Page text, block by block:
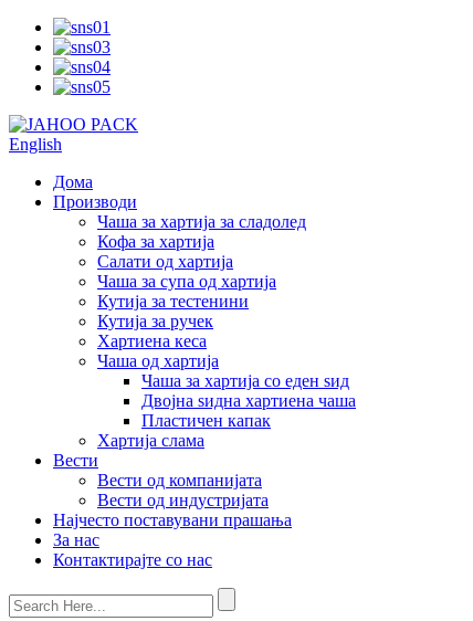
English
Дома
Производи
Чаша за хартија за сладолед
Кофа за хартија
Салати од хартија
Чаша за супа од хартија
Кутија за тестенини
Кутија за ручек
Хартиена кеса
Чаша од хартија
Чаша за хартија со еден ѕид
Двојна ѕидна хартиена чаша
Пластичен капак
Хартија слама
Вести
Вести од компанијата
Вести од индустријата
Најчесто поставувани прашања
За нас
Контактирајте со нас